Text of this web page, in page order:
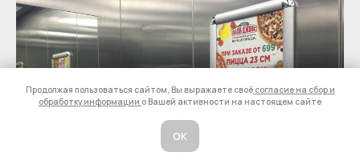
Продолжая пользоваться сайтом, Вы выражаете своё согласие на сбор и
обработку информации о Вашей активности на настоящем сайте
ОК